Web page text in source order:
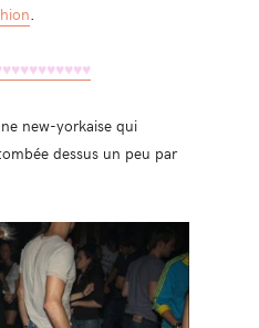
♥♥♥♥♥♥♥♥♥
new-yorkaise qui
dessus un peu par